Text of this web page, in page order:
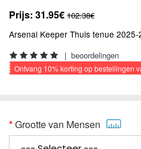
Prijs: 31.95€ 102.38€
Arsenal Keeper Thuis tenue
| beoordelingen
Ontvang 10%korting op bestellingen
Grootte van Mensen